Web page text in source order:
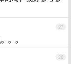
27
。。
28